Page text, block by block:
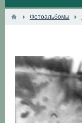
Фотоальбомы